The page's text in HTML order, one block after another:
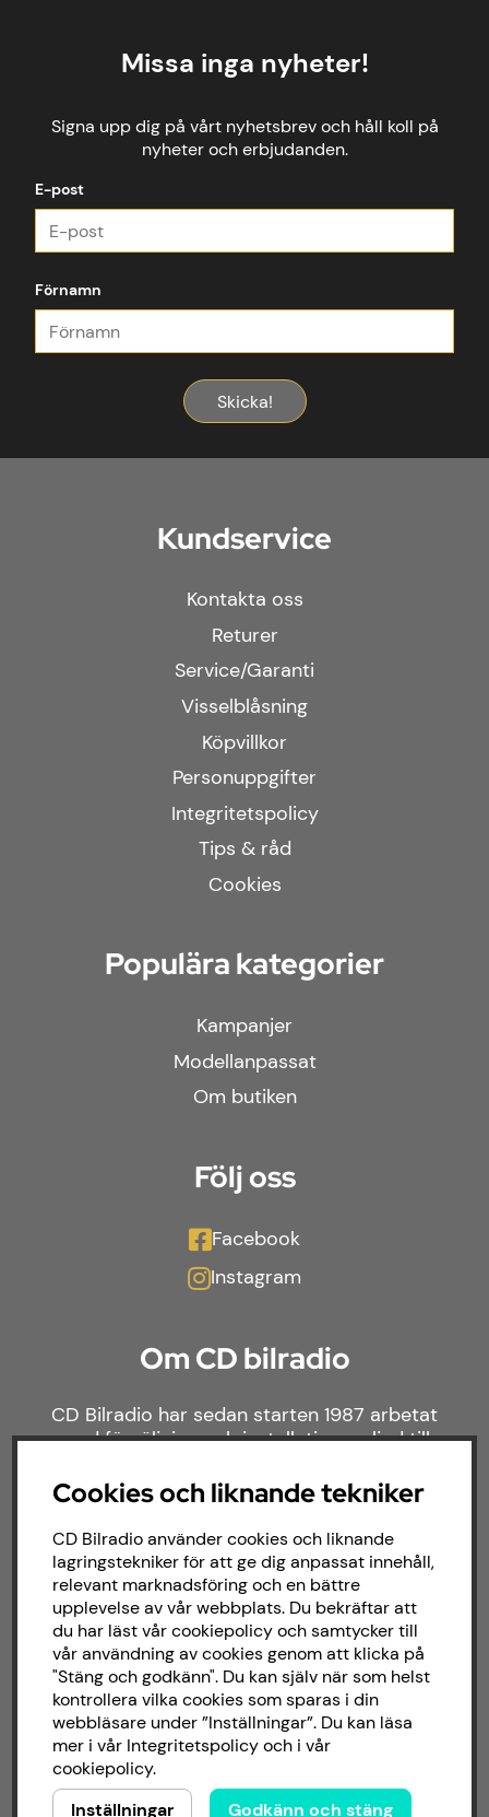
Missa inga nyheter!
Signa upp dig på vårt nyhetsbrev och håll koll på
nyheter och erbjudanden.
E-post
Förnamn
Skicka!
Kundservice
Kontakta oss
Returer
Service/Garanti
Visselblåsning
Köpvillkor
Personuppgifter
Integritetspolicy
Tips & råd
Cookies
Populära kategorier
Kampanjer
Modellanpassat
Om butiken
Följ oss
Facebook
Instagram
Om CD bilradio
CD Bilradio har sedan starten 1987 arbetat
med försäljning och installation av ljud till
brett sortiment av billjud till alla typer av
bilmärken och behov.
Cookies och liknande tekniker
CD Bilradio använder cookies och liknande
lagringstekniker för att ge dig anpassat innehåll,
relevant marknadsföring och en bättre
upplevelse av vår webbplats. Du bekräftar att
du har läst vår cookiepolicy och samtycker till
vår användning av cookies genom att klicka på
"Stäng och godkänn". Du kan själv när som helst
kontrollera vilka cookies som sparas i din
webbläsare under ”Inställningar”. Du kan läsa
mer i vår Integritetspolicyoch i vår
cookiepolicy.
Inställningar
Godkänn och stäng